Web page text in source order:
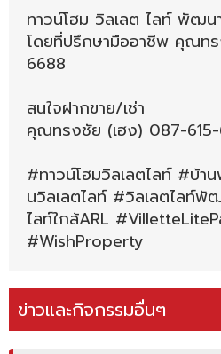
ทาวน์โฮม วิลเลต ไลท์ พัฒน
โดยที่ปรึกษามืออาชีพ คุณท
6688
สนใจฝากขาย/เช่า
คุณทรงชัย (เฮง) 087-
#ทาวน์โฮมวิลเลตไลท์ #บ้
นวิลเลตไลท์ #วิลเลตไลท์พั
ไลท์ใกล้ARL
#WishProperty
ข่าวและกิจกรรมอื่นๆ